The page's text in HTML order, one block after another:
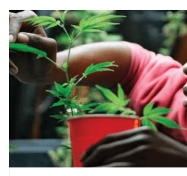
Jamajscy naukowcy odkryli, że cannabidiol czyli
jednym […]